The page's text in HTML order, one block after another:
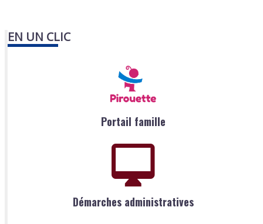
EN UN CLIC
Portail famille
Démarches administratives